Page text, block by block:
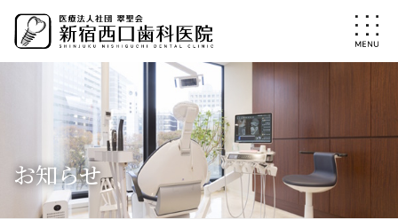
ン
ー
お知らせ